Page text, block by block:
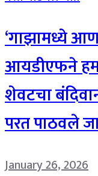
‘गाझामध्ये
आयडीएफने
शेवटचा
परत पाठवले
January 26, 2026